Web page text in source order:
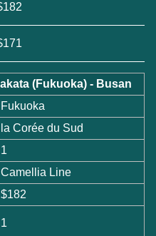
(Fukuoka) - Busan
Fukuoka
la Corée du Sud
1
Camellia Line
$182
1